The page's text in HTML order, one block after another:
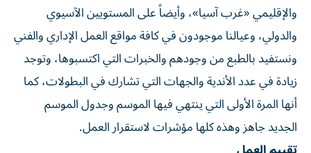
والإقليمي «غرب آسيا»، وأيضاً على المستويين الآسيوي
والدولي، وعيالنا موجودون في كافة مواقع العمل الإداري والفني
ونستفيد بالطبع من وجودهم والخبرات التي اكتسبوها، وتوجد
زيادة في عدد الأندية والجهات التي تشارك في البطولات، كما
أنها المرة الأولى التي ينتهي فيها الموسم وجدول الموسم
الجديد جاهز وهذه كلها مؤشرات لاستقرار العمل.